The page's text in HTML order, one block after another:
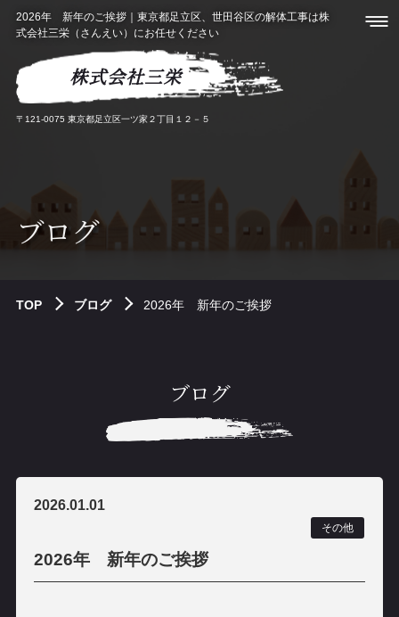
2026年 新年のご挨拶｜東京都足立区、世田谷区の解体工事は株
式会社三栄（さんえい）にお任せください
株式会社三栄
〒121-0075 東京都足立区一ツ家２丁目１２－５
ブログ
TOP ブログ 2026年 新年のご挨拶
ブログ
2026.01.01
その他
2026年 新年のご挨拶